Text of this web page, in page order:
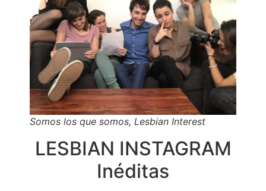
Somos los que somos, Lesbian Interest
LESBIAN INSTAGRAM
Inéditas